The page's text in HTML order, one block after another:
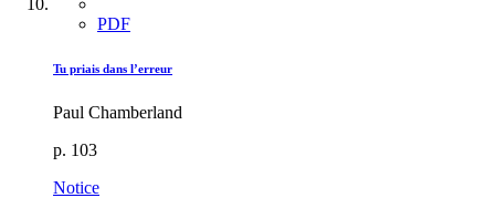
PDF
Tu priais dans l’erreur
Paul Chamberland
p. 103
Notice